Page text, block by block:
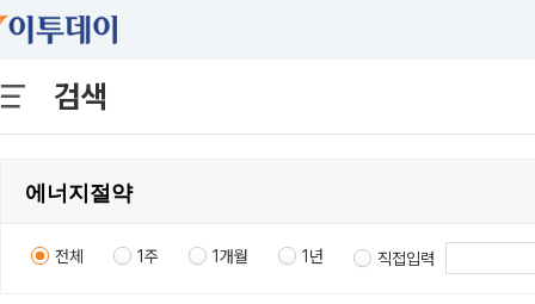
검색
전체 1주 1개월 1년 직접입력